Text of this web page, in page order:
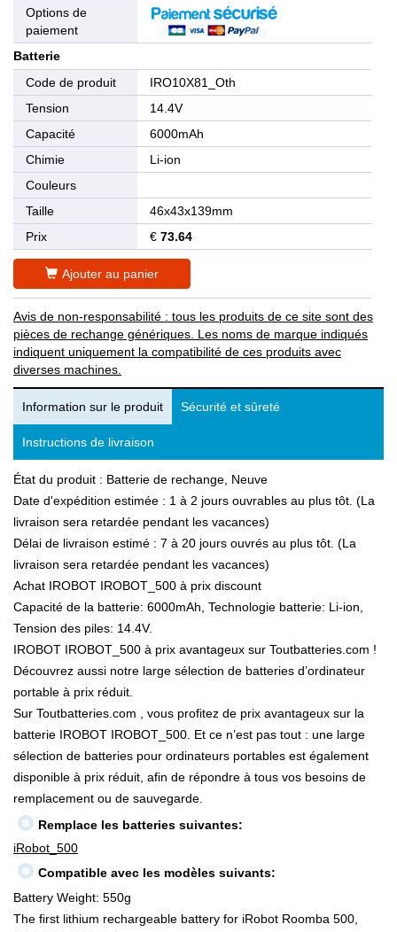
Options de
paiement
Batterie
Code de produit
IRO10X81_Oth
Tension
14.4V
Capacité
6000mAh
Chimie
Li-ion
Couleurs
Taille
46x43x139mm
Prix
€ 73.64
Ajouter au panier
Avis de non-responsabilité : tous les produits de ce site sont des
pièces de rechange génériques. Les noms de marque indiqués
indiquent uniquement la compatibilité de ces produits avec
diverses machines.
Information sur le produit Sécurité et sûreté
Instructions de livraison
État du produit : Batterie de rechange, Neuve
Date d'expédition estimée : 1 à 2 jours ouvrables au plus tôt. (La
livraison sera retardée pendant les vacances)
Délai de livraison estimé : 7 à 20 jours ouvrés au plus tôt. (La
livraison sera retardée pendant les vacances)
Achat IROBOT IROBOT_500 à prix discount
Capacité de la batterie: 6000mAh, Technologie batterie: Li-ion,
Tension des piles: 14.4V.
IROBOT IROBOT_500 à prix avantageux sur Toutbatteries.com !
Découvrez aussi notre large sélection de batteries d’ordinateur
portable à prix réduit.
Sur Toutbatteries.com , vous profitez de prix avantageux sur la
batterie IROBOT IROBOT_500. Et ce n’est pas tout : une large
sélection de batteries pour ordinateurs portables est également
disponible à prix réduit, afin de répondre à tous vos besoins de
remplacement ou de sauvegarde.
Remplace les batteries suivantes:
iRobot_500
Compatible avec les modèles suivants:
Battery Weight: 550g
The first lithium rechargeable battery for iRobot Roomba 500,